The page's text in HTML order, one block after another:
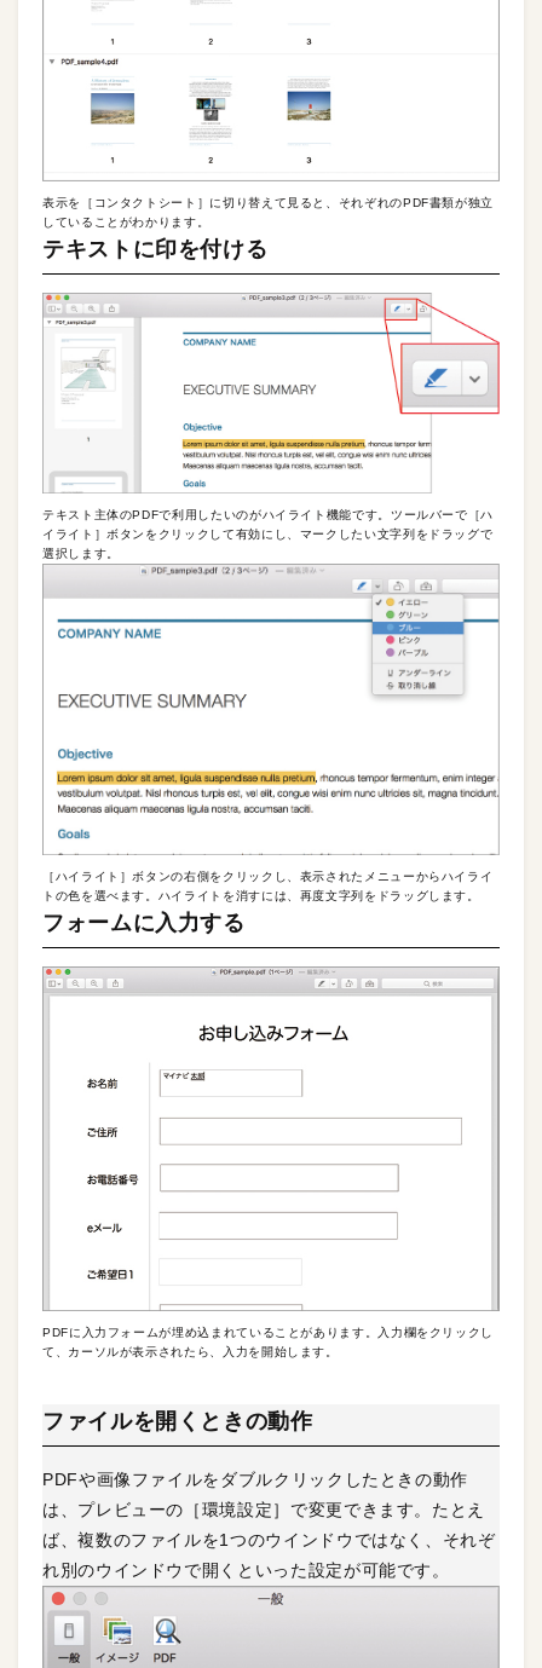
表示を［コンタクトシート］に切り替えて見ると、それぞれのPDF書類が独立
していることがわかります。
テキストに印を付ける
テキスト主体のPDFで利用したいのがハイライト機能です。ツールバーで［ハ
イライト］ボタンをクリックして有効にし、マークしたい文字列をドラッグで
選択します。
［ハイライト］ボタンの右側をクリックし、表示されたメニューからハイライ
トの色を選べます。ハイライトを消すには、再度文字列をドラッグします。
フォームに入力する
PDFに入力フォームが埋め込まれていることがあります。入力欄をクリックし
て、カーソルが表示されたら、入力を開始します。
ファイルを開くときの動作
PDFや画像ファイルをダブルクリックしたときの動作
は、プレビューの［環境設定］で変更できます。たとえ
ば、複数のファイルを1つのウインドウではなく、それぞ
れ別のウインドウで開くといった設定が可能です。